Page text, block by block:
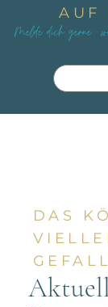
AUF
Melde dich gerne -
DAS